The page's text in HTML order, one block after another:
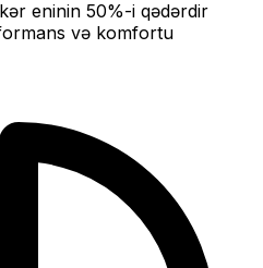
eninin 50%-i qədərdir
və komfortu